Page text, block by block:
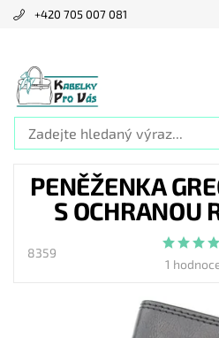
+420 705 007 081
PENĚŽENKA
S OCHRANOU
8359
1